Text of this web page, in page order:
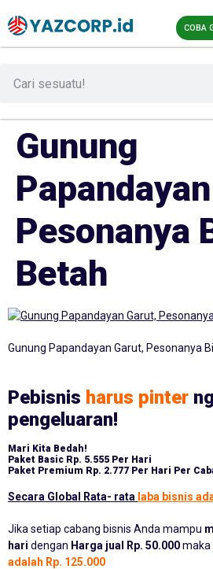
COBA
Gunung
Pesonanya
Betah
Gunung Papandayan Garut, Pesonanya
Pebisnis harus pinter
pengeluaran!
Mari Kita Bedah!
Paket Basic Rp. 5.555 Per Hari
Paket Premium Rp. 2.777 Per Hari Per
Secara Global Rata- rata laba bisnis
Jika setiap cabang bisnis Anda mampu
hari dengan Harga jual Rp. 50.000maka
adalah Rp. 125.000